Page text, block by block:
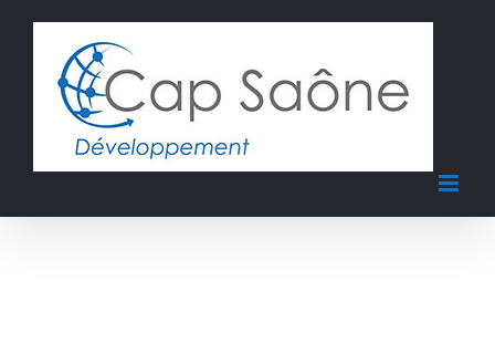
contenu